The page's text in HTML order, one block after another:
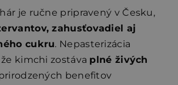
je ručne pripravený v Česku,
zahusťovadiel aj
cukru. Nepasterizácia
kimchi zostáva plné živých
benefitov